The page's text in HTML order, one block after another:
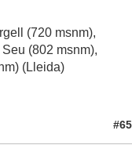
(720 msnm),
(802 msnm),
(Lleida)
#65